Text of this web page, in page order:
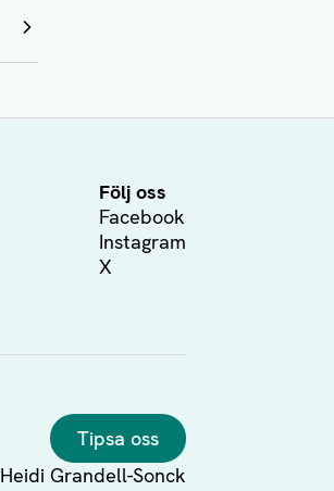
Följ oss
Facebook
Instagram
X
Tipsa oss
Heidi Grandell-Sonck